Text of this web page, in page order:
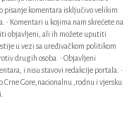
komentara isključivo velikim
Komentari u kojima nam skrećete na
objavljeni, ali ih možete uputiti
u vezi sa uređivačkom politikom
drugih osoba. • Objavljeni
i nisu stavovi redakcije portala. •
Gore,nacionalnu ,rodnu i vjersku